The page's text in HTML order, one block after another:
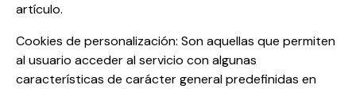
artículo.
Cookies de personalización: Son aquellas que permiten
al usuario acceder al servicio con algunas
características de carácter general predefinidas en